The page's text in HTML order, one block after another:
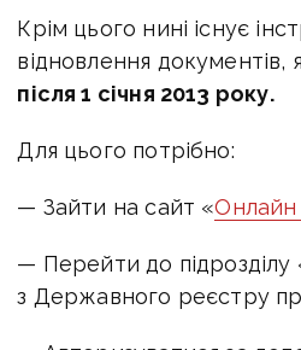
Крім цього нині існує
відновлення документів,
після 1 січня 2013 року.
Для цього потрібно:
— Зайти на сайт «Онлайн
— Перейти до підрозділу
з Державного реєстру